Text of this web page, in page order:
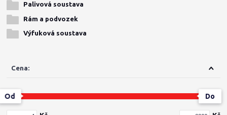
Palivová soustava
Rám a podvozek
Výfuková soustava
Cena:
Od Do